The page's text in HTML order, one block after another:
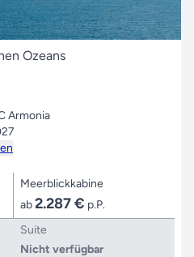
Ozeans
Armonia
Meerblickkabine
ab2.287 € p.P.
Suite
Nicht verfügbar